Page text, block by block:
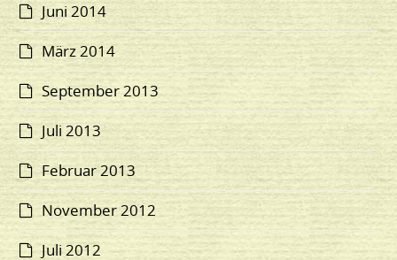
Juni 2014
März 2014
September 2013
Juli 2013
Februar 2013
November 2012
Juli 2012